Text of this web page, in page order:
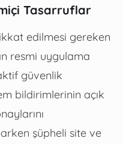
Tasarruflar
edilmesi gereken
resmi uygulama
güvenlik
bildirimlerinin açık
şüpheli site ve